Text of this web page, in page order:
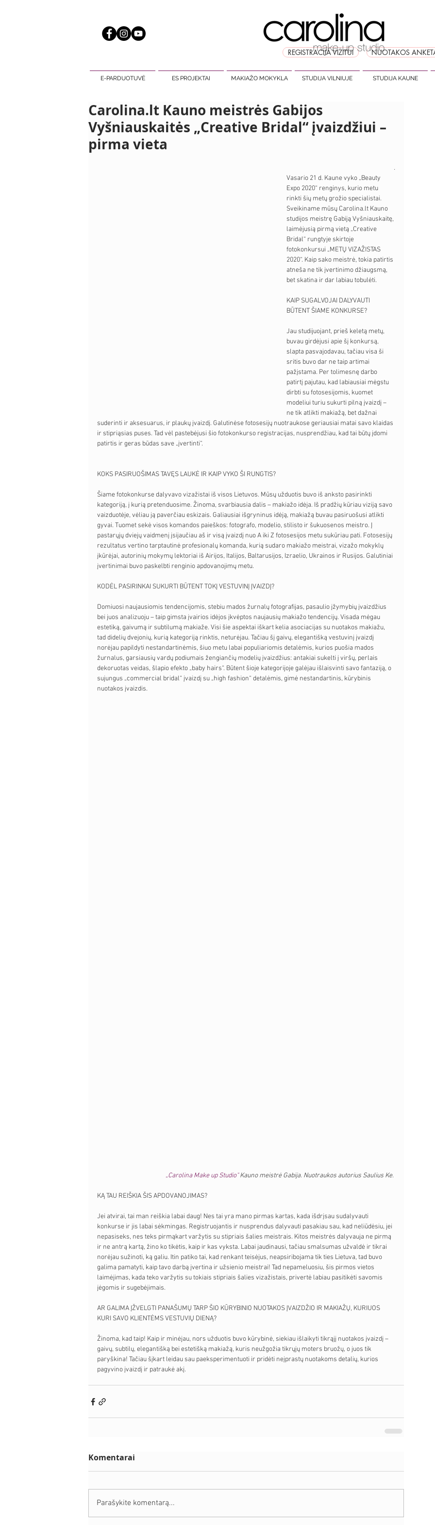
E-PARDUOTUVĖ ES PROJEKTAI MAKIAŽO MOKYKLA STUDIJA VILNIUJE STUDIJA KAUNE
REGISTRACIJA VIZITUI NUOTAKOS
Carolina.lt Kauno meistrės Gabijos
Vyšniauskaitės „Creative Bridal“ įvaizdžiui –
pirma vieta
.
Vasario 21 d. Kaune vyko „Beauty
Expo 2020“ renginys, kurio metu
rinkti šių metų grožio specialistai.
Sveikiname mūsų Carolina.lt Kauno
studijos meistrę Gabiją Vyšniauskaitę,
laimėjusią pirmą vietą „Creative
Bridal“ rungtyje skirtoje
fotokonkursui „METŲ VIZAŽISTAS
2020“. Kaip sako meistrė, tokia patirtis
atneša ne tik įvertinimo džiaugsmą,
bet skatina ir dar labiau tobulėti.
KAIP SUGALVOJAI DALYVAUTI
BŪTENT ŠIAME KONKURSE?
Jau studijuojant, prieš keletą metų,
buvau girdėjusi apie šį konkursą,
slapta pasvajodavau, tačiau visa ši
sritis buvo dar ne taip artimai
pažįstama. Per tolimesnę darbo
patirtį pajutau, kad labiausiai mėgstu
dirbti su fotosesijomis, kuomet
modeliui turiu sukurti pilną įvaizdį –
ne tik atlikti makiažą, bet dažnai
suderinti ir aksesuarus, ir plaukų įvaizdį. Galutinėse fotosesijų nuotraukose geriausiai matai savo klaidas
ir stipriąsias puses. Tad vėl pastebėjusi šio fotokonkurso registracijas, nusprendžiau, kad tai būtų įdomi
patirtis ir geras būdas save „įvertinti“.
KOKS PASIRUOŠIMAS TAVĘS LAUKĖ IR KAIP VYKO ŠI RUNGTIS?
Šiame fotokonkurse dalyvavo vizažistai iš visos Lietuvos. Mūsų užduotis buvo iš anksto pasirinkti
kategoriją, į kurią pretenduosime. Žinoma, svarbiausia dalis – makiažo idėja. Iš pradžių kūriau viziją savo
vaizduotėje, vėliau ją paverčiau eskizais. Galiausiai išgryninus idėją, makiažą buvau pasiruošusi atlikti
gyvai. Tuomet sekė visos komandos paieškos: fotografo, modelio, stilisto ir šukuosenos meistro. Į
pastarųjų dviejų vaidmenį įsijaučiau aš ir visą įvaizdį nuo A iki Z fotosesijos metu sukūriau pati. Fotosesijų
rezultatus vertino tarptautinė profesionalų komanda, kurią sudaro makiažo meistrai, vizažo mokyklų
įkūrėjai, autorinių mokymų lektoriai iš Airijos, Italijos, Baltarusijos, Izraelio, Ukrainos ir Rusijos. Galutiniai
įvertinimai buvo paskelbti renginio apdovanojimų metu.
KODĖL PASIRINKAI SUKURTI BŪTENT TOKĮ VESTUVINĮ ĮVAIZDĮ?
Domiuosi naujausiomis tendencijomis, stebiu mados žurnalų fotografijas, pasaulio įžymybių įvaizdžius
bei juos analizuoju – taip gimsta įvairios idėjos įkvėptos naujausių makiažo tendencijų. Visada mėgau
estetiką, gaivumą ir subtilumą makiaže. Visi šie aspektai iškart kelia asociacijas su nuotakos makiažu,
tad didelių dvejonių, kurią kategoriją rinktis, neturėjau. Tačiau šį gaivų, elegantišką vestuvinį įvaizdį
norėjau papildyti nestandartinėmis, šiuo metu labai populiariomis detalėmis, kurios puošia mados
žurnalus, garsiausių vardų podiumais žengiančių modelių įvaizdžius: antakiai sukelti į viršų, perlais
dekoruotas veidas, šlapio efekto „baby hairs“. Būtent šioje kategorijoje galėjau išlaisvinti savo fantaziją, o
sujungus „commercial bridal“ įvaizdį su „high fashion“ detalėmis, gimė nestandartinis, kūrybinis
nuotakos įvaizdis.
„Carolina Make up Studio" Kauno meistrė Gabija. Nuotraukos autorius Saulius Ke.
KĄ TAU REIŠKIA ŠIS APDOVANOJIMAS?
Jei atvirai, tai man reiškia labai daug! Nes tai yra mano pirmas kartas, kada išdrįsau sudalyvauti
konkurse ir jis labai sėkmingas. Registruojantis ir nusprendus dalyvauti pasakiau sau, kad neliūdėsiu, jei
nepasiseks, nes teks pirmąkart varžytis su stipriais šalies meistrais. Kitos meistrės dalyvauja ne pirmą
ir ne antrą kartą, žino ko tikėtis, kaip ir kas vyksta. Labai jaudinausi, tačiau smalsumas užvaldė ir tikrai
norėjau sužinoti, ką galiu. Itin patiko tai, kad renkant teisėjus, neapsiribojama tik ties Lietuva, tad buvo
galima pamatyti, kaip tavo darbą įvertina ir užsienio meistrai! Tad nepameluosiu, šis pirmos vietos
laimėjimas, kada teko varžytis su tokiais stipriais šalies vizažistais, privertė labiau pasitikėti savomis
jėgomis ir sugebėjimais.
AR GALIMA ĮŽVELGTI PANAŠUMŲ TARP ŠIO KŪRYBINIO NUOTAKOS ĮVAIZDŽIO IR MAKIAŽŲ, KURIUOS
KURI SAVO KLIENTĖMS VESTUVIŲ DIENĄ?
Žinoma, kad taip! Kaip ir minėjau, nors užduotis buvo kūrybinė, siekiau išlaikyti tikrąjį nuotakos įvaizdį –
gaivų, subtilų, elegantišką bei estetišką makiažą, kuris neužgožia tikrųjų moters bruožų, o juos tik
paryškina! Tačiau šįkart leidau sau paeksperimentuoti ir pridėti neįprastų nuotakoms detalių, kurios
pagyvino įvaizdį ir patraukė akį.
Komentarai
Parašykite komentarą...